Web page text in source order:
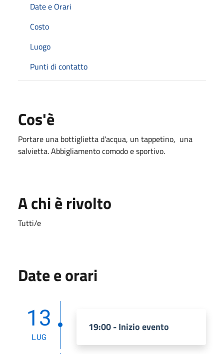
Date e Orari
Costo
Luogo
Punti di contatto
Cos'è
Portare una bottiglietta d'acqua, un tappetino, una
salvietta. Abbigliamento comodo e sportivo.
A chi è rivolto
Tutti/e
Date e orari
13
LUG
19:00 - Inizio evento